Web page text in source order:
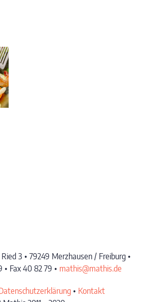
3 • 79249 Merzhausen / Freiburg •
• Fax 40 82 79 • mathis@mathis.de
• Kontakt